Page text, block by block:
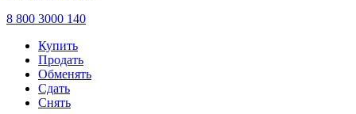
8 800 3000 140
Купить
Продать
Обменять
Сдать
Снять